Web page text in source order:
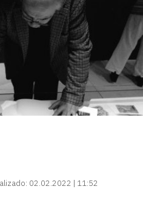
02.02.2022 | 11:52